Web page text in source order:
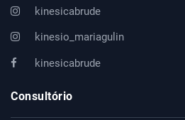
kinesicabrude
kinesio_mariagulin
kinesicabrude
Consultório